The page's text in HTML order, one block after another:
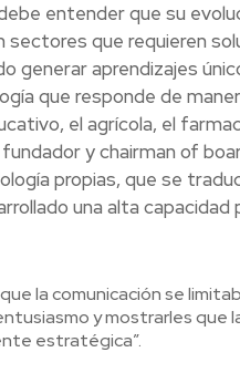
entender que su
que requieren
generar aprendizajes
que responde de
el agrícola, el
y chairman of
propias, que se
una alta
la comunicación se
y mostrarles que
estratégica”.